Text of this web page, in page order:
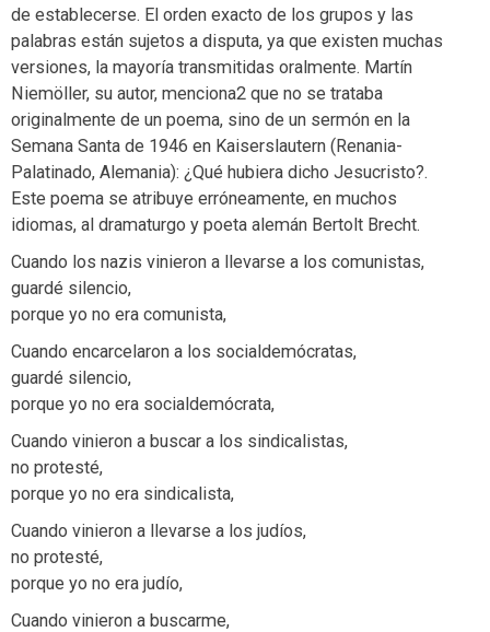
de establecerse. El orden exacto de los grupos y las
palabras están sujetos a disputa, ya que existen muchas
versiones, la mayoría transmitidas oralmente. Martín
Niemöller, su autor, menciona2 que no se trataba
originalmente de un poema, sino de un sermón en la
Semana Santa de 1946 en Kaiserslautern (Renania-
Palatinado, Alemania): ¿Qué hubiera dicho Jesucristo?.
Este poema se atribuye erróneamente, en muchos
idiomas, al dramaturgo y poeta alemán Bertolt Brecht.
Cuando los nazis vinieron a llevarse a los comunistas,
guardé silencio,
porque yo no era comunista,
Cuando encarcelaron a los socialdemócratas,
guardé silencio,
porque yo no era socialdemócrata,
Cuando vinieron a buscar a los sindicalistas,
no protesté,
porque yo no era sindicalista,
Cuando vinieron a llevarse a los judíos,
no protesté,
porque yo no era judío,
Cuando vinieron a buscarme,